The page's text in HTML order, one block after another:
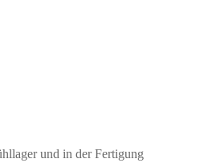
und in der Fertigung